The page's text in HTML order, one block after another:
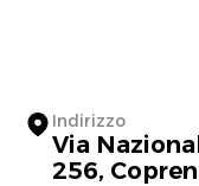
Indirizzo
Via
256,